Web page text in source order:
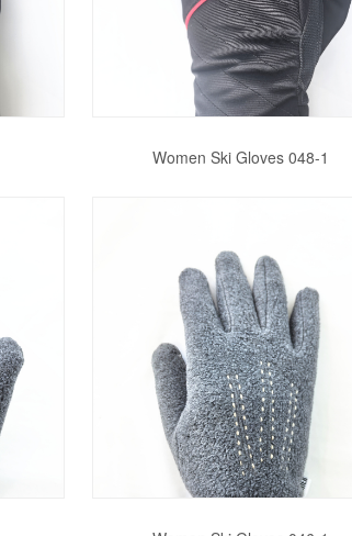
Women Ski Gloves 048-1